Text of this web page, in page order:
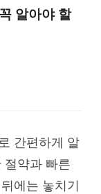
알아야 할
간편하게 알
절약과 빠른
에는 놓치기